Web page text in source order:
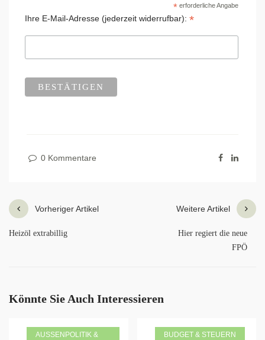
*erforderliche Angabe
Ihre E-Mail-Adresse (jederzeit widerrufbar): *
0 Kommentare
Vorheriger Artikel
Heizöl extrabillig
Weitere Artikel
Hier regiert die neue
FPÖ
Könnte Sie Auch Interessieren
AUSSENPOLITIK & E
BUDGET & STEUERN